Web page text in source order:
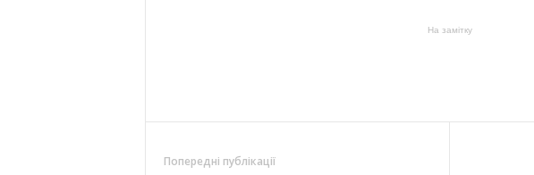
На замітку
Попередні публікації